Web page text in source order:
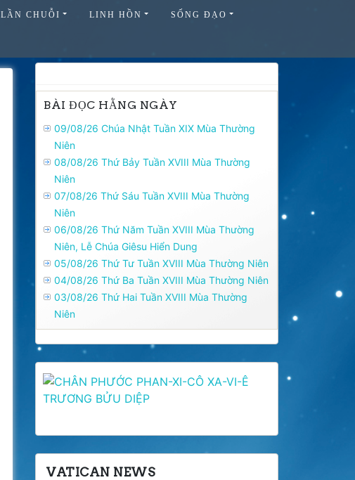
LẦN CHUỖI LINH HỒN SỐNG ĐẠO
BÀI ĐỌC HẰNG NGÀY
09/08/26 Chúa Nhật Tuần XIX Mùa Thường
Niên
08/08/26 Thứ Bảy Tuần XVIII Mùa Thường
Niên
07/08/26 Thứ Sáu Tuần XVIII Mùa Thường
Niên
06/08/26 Thứ Năm Tuần XVIII Mùa Thường
Niên, Lễ Chúa Giêsu Hiển Dung
05/08/26 Thứ Tư Tuần XVIII Mùa Thường Niên
04/08/26 Thứ Ba Tuần XVIII Mùa Thường Niên
03/08/26 Thứ Hai Tuần XVIII Mùa Thường
Niên
VATICAN NEWS